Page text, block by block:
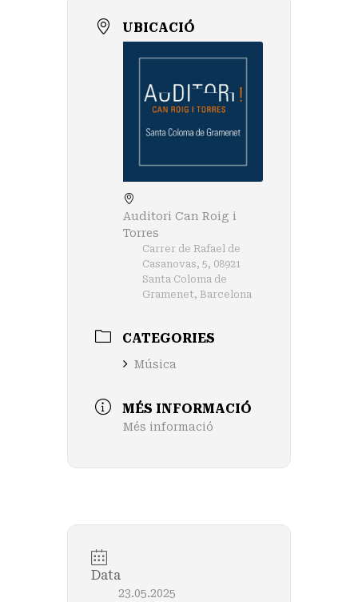
UBICACIÓ
Auditori Can Roig i
Torres
Carrer de Rafael de
Casanovas, 5, 08921
Santa Coloma de
Gramenet, Barcelona
CATEGORIES
Música
MÉS INFORMACIÓ
Més informació
Data
23.05.2025